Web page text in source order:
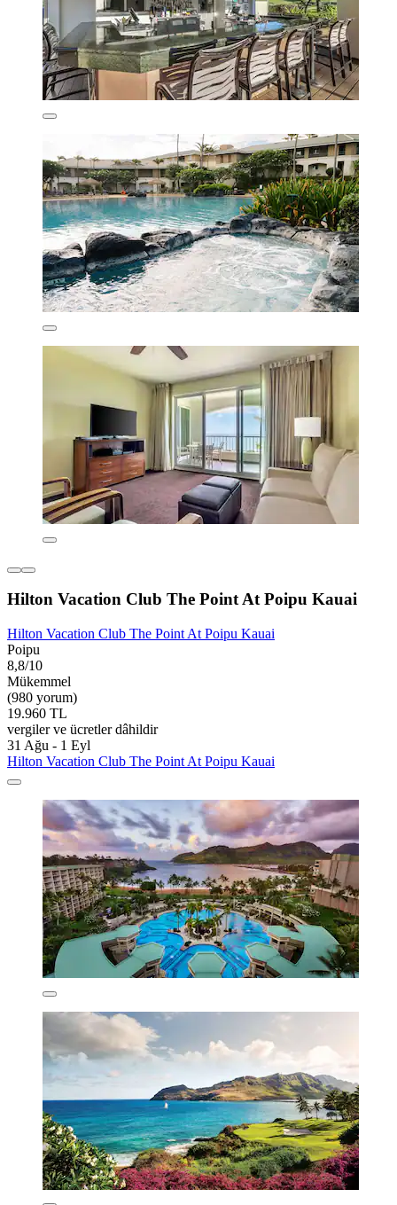
Hilton Vacation Club The Point At Poipu Kauai
Hilton Vacation Club The Point At Poipu Kauai
Poipu
8,8/10
Mükemmel
(980 yorum)
19.960 TL
vergiler ve ücretler dâhildir
31 Ağu - 1 Eyl
Hilton Vacation Club The Point At Poipu Kauai